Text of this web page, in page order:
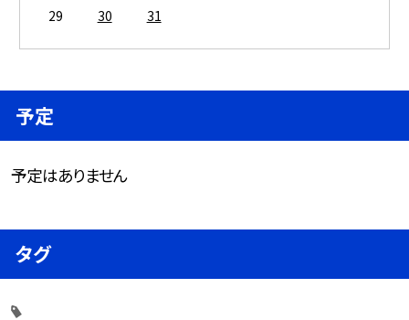
29
30 31
予定
予定はありません
タグ